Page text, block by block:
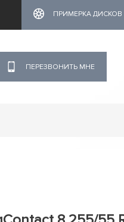
ПРИМЕРКА ДИСКОВ
ПЕРЕЗВОНИТЬ МНЕ